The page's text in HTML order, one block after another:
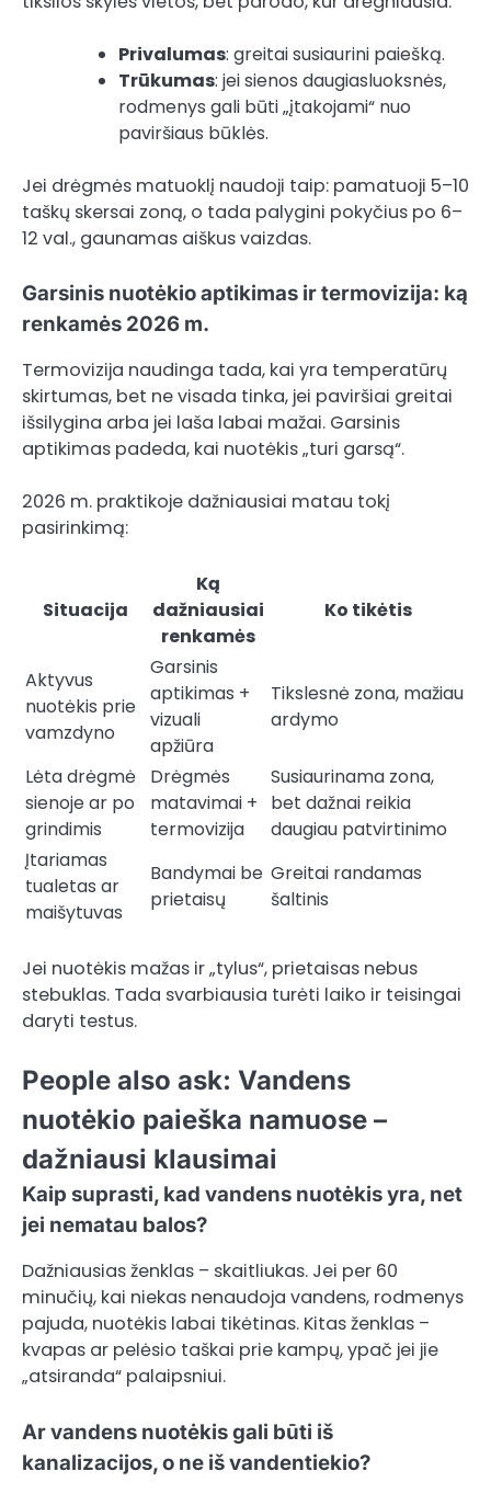
Privalumas: greitai susiaurini paiešką.
Trūkumas: jei sienos daugiasluoksnės,
rodmenys gali būti „įtakojami“ nuo
paviršiaus būklės.
Jei drėgmės matuoklį naudoji taip: pamatuoji 5–10
taškų skersai zoną, o tada palygini pokyčius po 6–
12 val., gaunamas aiškus vaizdas.
Garsinis nuotėkio aptikimas ir termovizija: ką
renkamės 2026 m.
Termovizija naudinga tada, kai yra temperatūrų
skirtumas, bet ne visada tinka, jei paviršiai greitai
išsilygina arba jei laša labai mažai. Garsinis
aptikimas padeda, kai nuotėkis „turi garsą“.
2026 m. praktikoje dažniausiai matau tokį
pasirinkimą:
Situacija
Ką
dažniausiai
renkamės
Ko tikėtis
Aktyvus
nuotėkis prie
vamzdyno
Garsinis
aptikimas +
vizuali
apžiūra
Tikslesnė zona, mažiau
ardymo
Lėta drėgmė
sienoje ar po
grindimis
Drėgmės
matavimai +
termovizija
Susiaurinama zona,
bet dažnai reikia
daugiau patvirtinimo
Įtariamas
tualetas ar
maišytuvas
Bandymai be
prietaisų
Greitai randamas
šaltinis
Jei nuotėkis mažas ir „tylus“, prietaisas nebus
stebuklas. Tada svarbiausia turėti laiko ir teisingai
daryti testus.
People also ask: Vandens
nuotėkio paieška namuose –
dažniausi klausimai
Kaip suprasti, kad vandens nuotėkis yra, net
jei nematau balos?
Dažniausias ženklas – skaitliukas. Jei per 60
minučių, kai niekas nenaudoja vandens, rodmenys
pajuda, nuotėkis labai tikėtinas. Kitas ženklas –
kvapas ar pelėsio taškai prie kampų, ypač jei jie
„atsiranda“ palaipsniui.
Ar vandens nuotėkis gali būti iš
kanalizacijos, o ne iš vandentiekio?